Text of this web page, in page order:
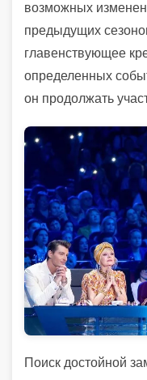
возможных
предыдущих
главенствующее
определенных
он продолжать
Поиск достойной